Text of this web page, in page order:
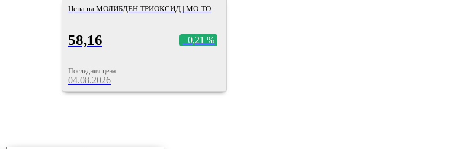
Цена на МОЛИБДЕН ТРИОКСИД | MO:TO
58,16 +0,21 %
Последняя цена
04.08.2026